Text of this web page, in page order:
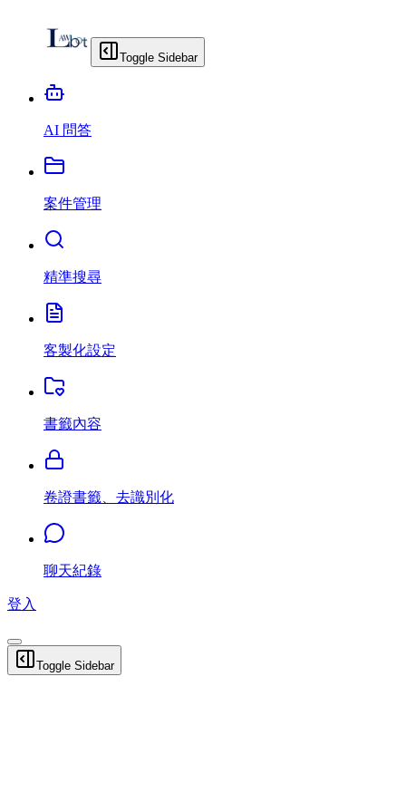
Toggle Sidebar
AI 問答
案件管理
精準搜尋
客製化設定
書籤內容
卷證書籤、去識別化
聊天紀錄
登入
Toggle Sidebar